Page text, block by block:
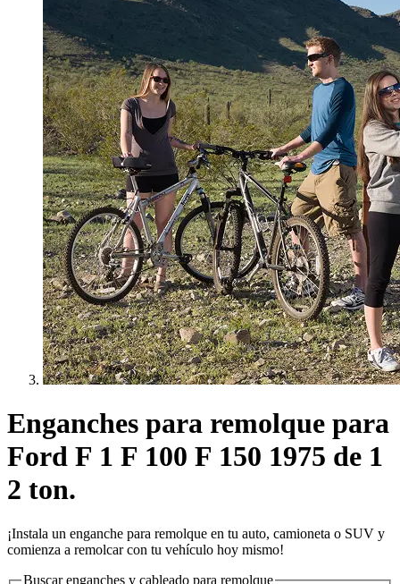
Enganches para remolque para
Ford F 1 F 100 F 150 1975 de 1
2 ton.
¡Instala un enganche para remolque en tu auto, camioneta o SUV y
comienza a remolcar con tu vehículo hoy mismo!
Buscar enganches y cableado para remolque